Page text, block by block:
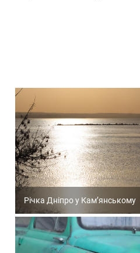
Річка Дніпро у Кам’янському